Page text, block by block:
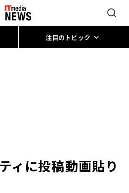
注目のトピック
ィに投稿動画貼り